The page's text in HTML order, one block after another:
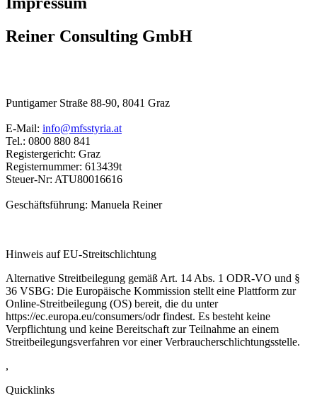
Reiner Consulting GmbH
Puntigamer Straße 88-90, 8041 Graz
E-Mail: info@mfsstyria.at
Tel.: 0800 880 841
Registergericht: Graz
Registernummer: 613439t
Steuer-Nr: ATU80016616
Geschäftsführung: Manuela Reiner
Hinweis auf EU-Streitschlichtung
Alternative Streitbeilegung gemäß Art. 14 Abs. 1 ODR-VO und §
36 VSBG: Die Europäische Kommission stellt eine Plattform zur
Online-Streitbeilegung (OS) bereit, die du unter
https://ec.europa.eu/consumers/odr findest. Es besteht keine
Verpflichtung und keine Bereitschaft zur Teilnahme an einem
Streitbeilegungsverfahren vor einer Verbraucherschlichtungsstelle.
,
Quicklinks